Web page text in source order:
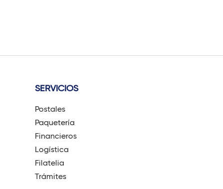
SERVICIOS
Postales
Paquetería
Financieros
Logística
Filatelia
Trámites